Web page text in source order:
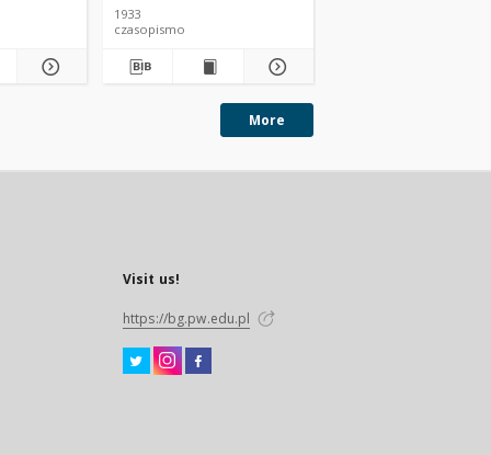
1933
czasopismo
More
Visit us!
https://bg.pw.edu.pl